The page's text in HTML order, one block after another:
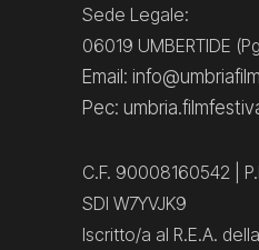
Sede Legale:
06019 UMBERTIDE
Email:
Pec:
C.F. 90008160542 |
SDI W7YVJK9
Iscritto/a al R.E.A.